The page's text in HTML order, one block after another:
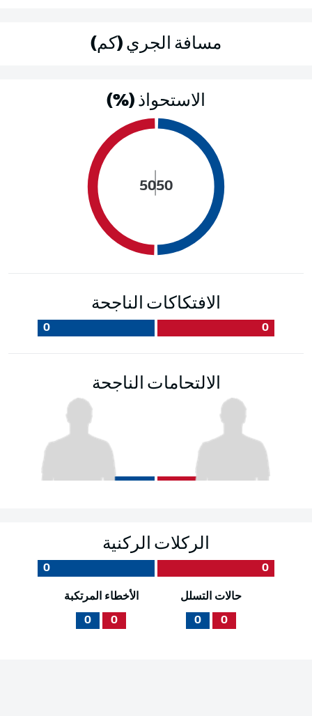
مسافة الجري (كم)
الاستحواذ (%)
50
50
الافتكاكات الناجحة
0
0
الالتحامات الناجحة
الركلات الركنية
0
0
حالات التسلل
0
0
الأخطاء المرتكبة
0
0